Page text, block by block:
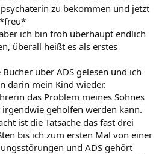
zu bekommen und jetzt
ich bin froh überhaupt endlich
überall heißt es als erstes
über ADS gelesen und ich
darin mein Kind wieder.
das Problem meines Sohnes
geholfen werden kann.
ist die Tatsache das fast drei
bis ich zum ersten Mal von einer
und ADS gehört